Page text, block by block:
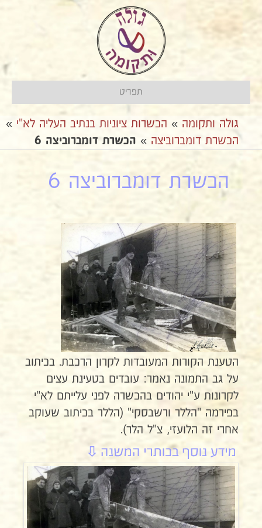
תפריט
גולה ותקומה » הכשרות ציוניות בנתיב העליה לא"י »
הכשרת דומברוביצה » הכשרת דומברוביצה 6
הכשרת דומברוביצה 6
הטענת הקורות המעובדות לקרון הרכבת. בכיתוב
על גב התמונה נאמר: עובדים בטעינת עצים
לקרונות ע"י יהודים בהכשרה לפני עלייתם לא"י
בפירמה "הללר ורשבסקי" (הללר בכיתוב שעוקב
אחרי זה הלועזי, צ"ל הלר).